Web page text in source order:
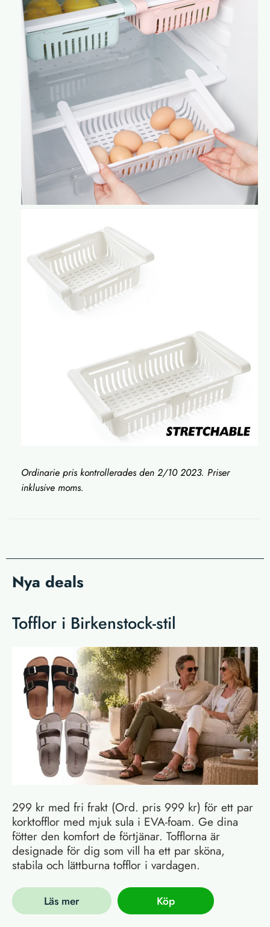
Ordinarie pris kontrollerades den 2/10 2023. Priser
inklusive moms.
Nya deals
Tofflor i Birkenstock-stil
299 kr med fri frakt (Ord. pris 999 kr) för ett par
korktofflor med mjuk sula i EVA-foam. Ge dina
fötter den komfort de förtjänar. Tofflorna är
designade för dig som vill ha ett par sköna,
stabila och lättburna tofflor i vardagen.
Läs mer Köp